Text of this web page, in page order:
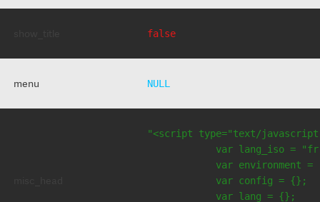
false
menu NULL
"<script type="text/
var lang_iso =
var environment =
            var config = {};
            var lang = {};